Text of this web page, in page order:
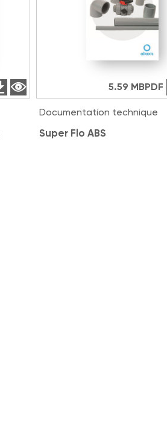
5.59 MBPDF
Documentation technique
Super Flo ABS